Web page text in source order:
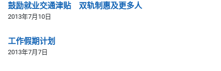
鼓励就业交通津贴 双轨制惠及更多人
2013年7月10日
工作假期计划
2013年7月7日